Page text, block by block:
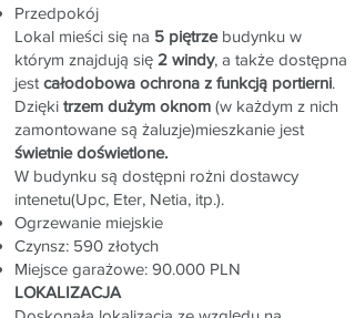
Przedpokój
Lokal mieści się na 5 piętrzebudynku w
którym znajdują się 2 windy, a także dostępna
jest całodobowa ochrona z funkcją portierni.
Dzięki trzem dużym oknom (w każdym z nich
zamontowane są żaluzje)mieszkanie jest
świetnie doświetlone.
W budynku są dostępni rożni dostawcy
intenetu(Upc, Eter, Netia, itp.).
Ogrzewanie miejskie
Czynsz: 590 złotych
Miejsce garażowe: 90.000 PLN
LOKALIZACJA